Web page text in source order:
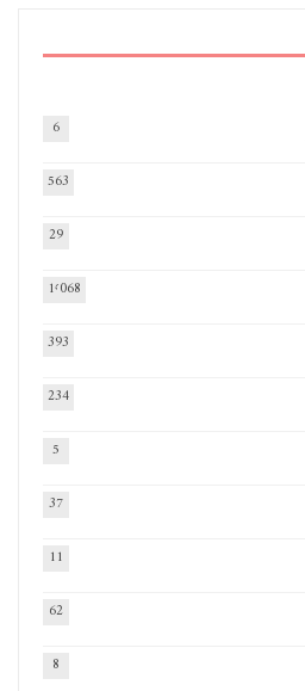
6
563
29
1٬068
393
234
5
37
11
62
8